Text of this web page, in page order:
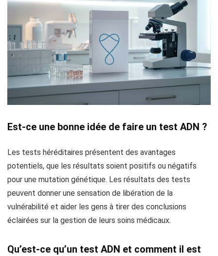
Est-ce une bonne idée de faire un test ADN ?
Les tests héréditaires présentent des avantages
potentiels, que les résultats soient positifs ou négatifs
pour une mutation génétique. Les résultats des tests
peuvent donner une sensation de libération de la
vulnérabilité et aider les gens à tirer des conclusions
éclairées sur la gestion de leurs soins médicaux.
Qu’est-ce qu’un test ADN et comment il est